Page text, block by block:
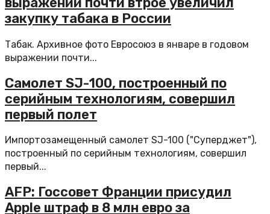
закупку табака в России
Табак. Архивное фото Евросоюз в январе в годовом
выражении почти...
Самолет SJ-100, построенный по
серийным технологиям, совершил
первый полет
Импортозамещенный самолет SJ-100 ("Суперджет"),
построенный по серийным технологиям, совершил
первый...
AFP: Госсовет Франции присудил
Apple штраф в 8 млн евро за